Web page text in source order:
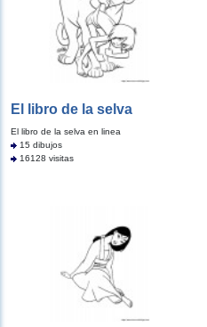
El libro de la selva
El libro de la selva en linea
15 dibujos
16128 visitas